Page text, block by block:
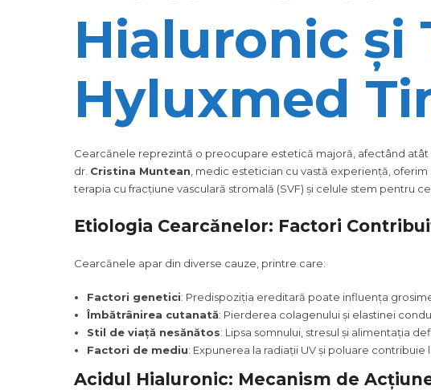
Hialuronic și
Hyluxmed
Cearcănele reprezintă o preocupare estetică majoră, afectând
dr. Cristina Muntean , medic estetician cu vastă experiență,
terapia cu fracțiune vasculară stromală (SVF) și celule stem pentru
Etiologia Cearcănelor: Factori
Cearcănele apar din diverse cauze, printre care:
Factori genetici: Predispoziția ereditară poate influența
Îmbătrânirea cutanată: Pierderea colagenului și elastinei
Stil de viață nesănătos: Lipsa somnului, stresul și alimentația
Factori de mediu: Expunerea la radiații UV și poluare
Acidul Hialuronic: Mecanism de